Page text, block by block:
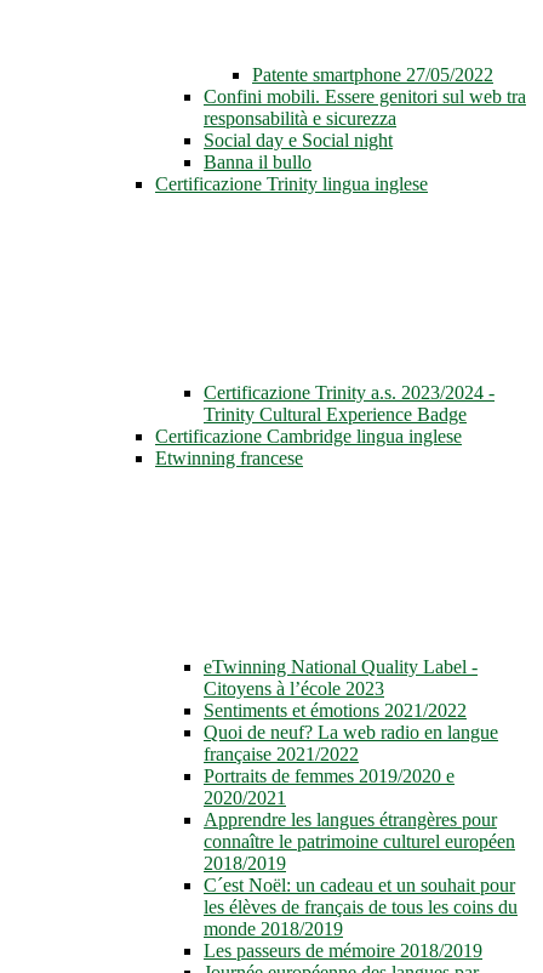
Patente smartphone 27/05/2022
Confini mobili. Essere genitori sul web tra
responsabilità e sicurezza
Social day e Social night
Banna il bullo
Certificazione Trinity lingua inglese
Certificazione Trinity a.s. 2023/2024 -
Trinity Cultural Experience Badge
Certificazione Cambridge lingua inglese
Etwinning francese
eTwinning National Quality Label -
Citoyens à l’école 2023
Sentiments et émotions 2021/2022
Quoi de neuf? La web radio en langue
française 2021/2022
Portraits de femmes 2019/2020 e
2020/2021
Apprendre les langues étrangères pour
connaître le patrimoine culturel européen
2018/2019
C´est Noël: un cadeau et un souhait pour
les élèves de français de tous les coins du
monde 2018/2019
Les passeurs de mémoire 2018/2019